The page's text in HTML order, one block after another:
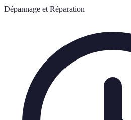
Dépannage et Réparation